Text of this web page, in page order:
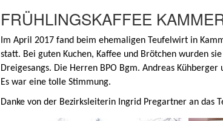
FRÜHLINGSKAFFEE
Im April 2017 fand beim ehemaligen Teufelwirt in
statt. Bei guten Kuchen, Kaffee und Brötchen wurden
Dreigesangs. Die Herren BPO Bgm. Andreas
Es war eine tolle Stimmung.
Danke von der Bezirksleiterin Ingrid Pregartner an das